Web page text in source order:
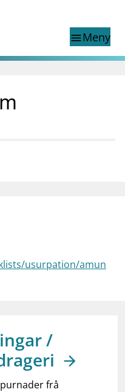
menuMeny
usurpation/amun
/
frå